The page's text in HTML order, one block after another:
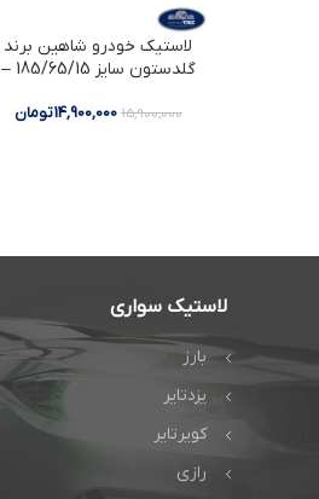
لاستیک خودرو شاهین برند
گلدستون سایز 185/65/15 –
15,900,000
14,900,000تومان
لاستیک سواری
بارز
یزدتایر
کویرتایر
رازی